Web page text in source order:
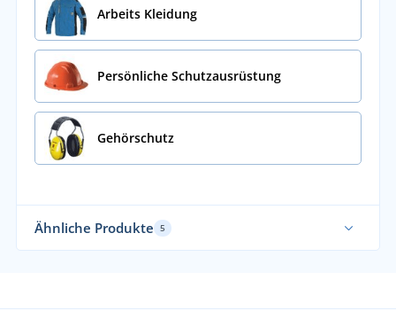
Arbeits Kleidung
Persönliche Schutzausrüstung
Gehörschutz
Ähnliche Produkte 5